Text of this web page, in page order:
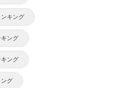
ンキング
キング
キング
ング